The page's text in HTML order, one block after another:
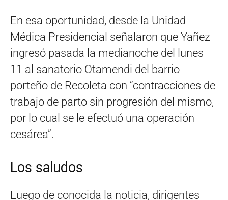
En esa oportunidad, desde la Unidad
Médica Presidencial señalaron que Yañez
ingresó pasada la medianoche del lunes
11 al sanatorio Otamendi del barrio
porteño de Recoleta con “contracciones de
trabajo de parto sin progresión del mismo,
por lo cual se le efectuó una operación
cesárea”.
Los saludos
Luego de conocida la noticia, dirigentes